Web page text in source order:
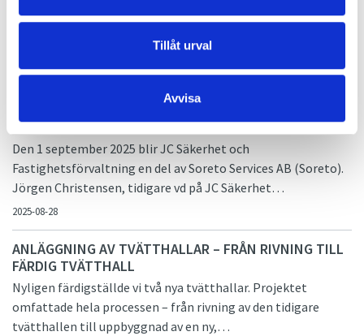
Tillåt urval
Avvisa
Tidigare i sommar stod det klart att Jörgen Christensen
skulle ta över rollen som vd för Soreto Services AB efter
Morgan Hultgren som vd. Här får du l…
2025-09-03
INTEGRERAS I SORETO
Den 1 september 2025 blir JC Säkerhet och
Fastighetsförvaltning en del av Soreto Services AB (Soreto).
Jörgen Christensen, tidigare vd på JC Säkerhet…
2025-08-28
ANLÄGGNING AV TVÄTTHALLAR – FRÅN RIVNING TILL
FÄRDIG TVÄTTHALL
Nyligen färdigställde vi två nya tvätthallar. Projektet
omfattade hela processen – från rivning av den tidigare
tvätthallen till uppbyggnad av en ny,…